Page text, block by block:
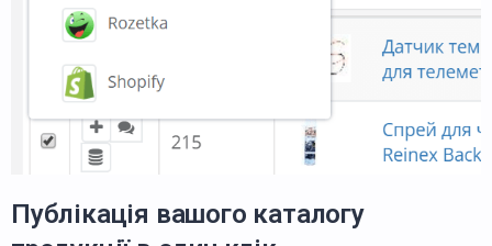
Публікація вашого каталогу